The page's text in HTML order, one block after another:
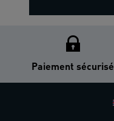
Paiement sécurisé